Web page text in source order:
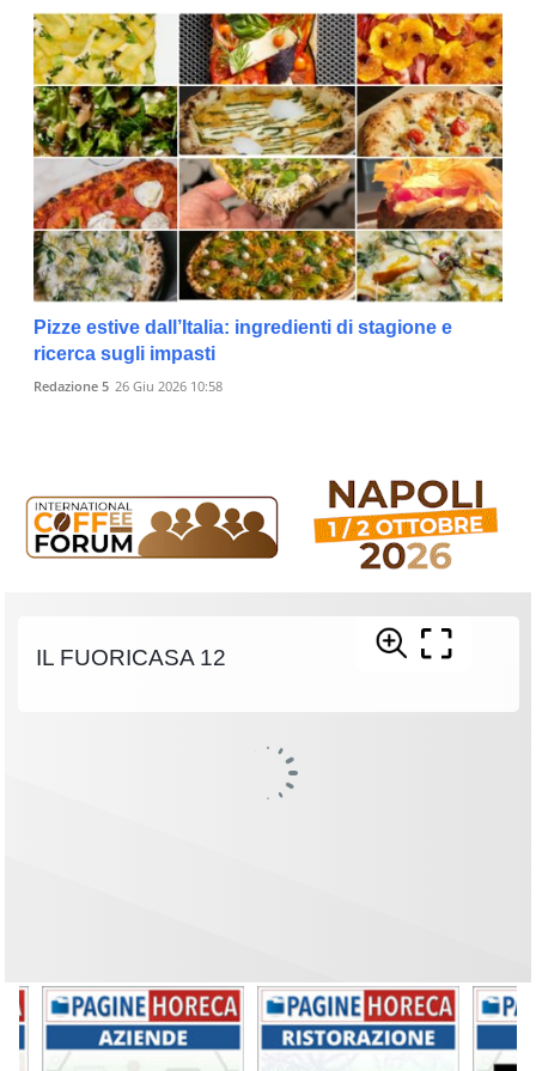
Pizze estive dall’Italia: ingredienti di stagione e
ricerca sugli impasti
Redazione 5 26 Giu 2026 10:58